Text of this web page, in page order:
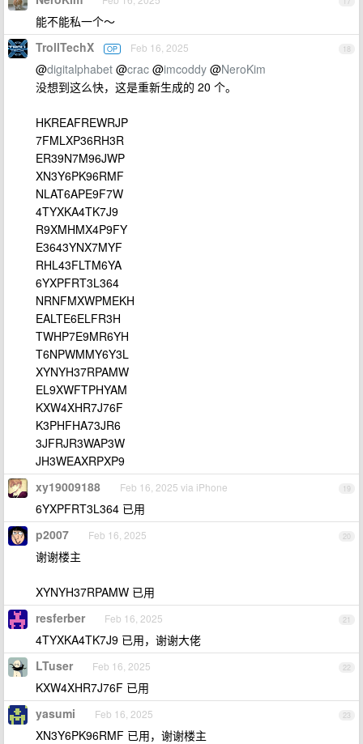
能不能私一个～
18
TrollTechX OP Feb 16, 2025
@digitalphabet @crac @imcoddy @NeroKim
没想到这么快，这是重新生成的 20 个。
HKREAFREWRJP
7FMLXP36RH3R
ER39N7M96JWP
XN3Y6PK96RMF
NLAT6APE9F7W
4TYXKA4TK7J9
R9XMHMX4P9FY
E3643YNX7MYF
RHL43FLTM6YA
6YXPFRT3L364
NRNFMXWPMEKH
EALTE6ELFR3H
TWHP7E9MR6YH
T6NPWMMY6Y3L
XYNYH37RPAMW
EL9XWFTPHYAM
KXW4XHR7J76F
K3PHFHA73JR6
3JFRJR3WAP3W
JH3WEAXRPXP9
19
xy19009188 Feb 16, 2025 via iPhone
6YXPFRT3L364 已用
20
p2007 Feb 16, 2025
谢谢楼主
XYNYH37RPAMW 已用
21
resferber Feb 16, 2025
4TYXKA4TK7J9 已用，谢谢大佬
22
LTuser Feb 16, 2025
KXW4XHR7J76F 已用
23
yasumi Feb 16, 2025
XN3Y6PK96RMF 已用，谢谢楼主